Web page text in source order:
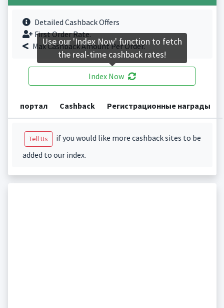
Detailed Cashback Offers
First Order Rate.
Max Cashback Amount Per Order.
Index Now
портал Cashback Регистрационные награды
Tell Us
if you would like more cashback sites to be
added to our index.
Use our 'Index Now' function to fetch
the real-time cashback rates!